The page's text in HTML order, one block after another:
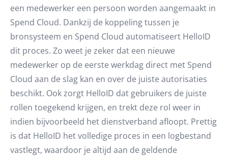
een medewerker een persoon worden aangemaakt in
Spend Cloud. Dankzij de koppeling tussen je
bronsysteem en Spend Cloud automatiseert HelloID
dit proces. Zo weet je zeker dat een nieuwe
medewerker op de eerste werkdag direct met Spend
Cloud aan de slag kan en over de juiste autorisaties
beschikt. Ook zorgt HelloID dat gebruikers de juiste
rollen toegekend krijgen, en trekt deze rol weer in
indien bijvoorbeeld het dienstverband afloopt. Prettig
is dat HelloID het volledige proces in een logbestand
vastlegt, waardoor je altijd aan de geldende